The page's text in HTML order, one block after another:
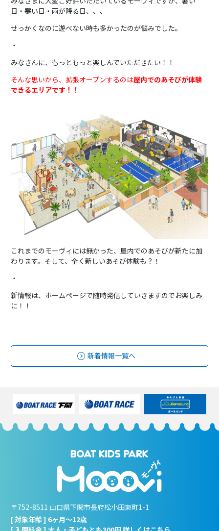
日・寒い日・雨が降る日、、、
せっかくなのに遊べない時も多かったのが悩みでした。
・
みなさんに、もっともっと楽しんでいただきたい！！
そんな思いから、拡張オープンするのは屋内でのあそびが体験
できるエリアです！！
これまでのモーヴィには無かった、屋内でのあそびが新たに加
わります。そして、全く新しいあそび体験も？！
・
新情報は、ホームページで随時発信していきますのでお楽しみ
に！！
新着情報一覧へ
〒752-8511 山口県下関市長府松小田東町1-1
[ 対象年齢 ] 6ヶ月～12歳